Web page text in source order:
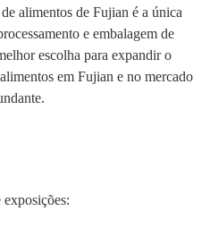
alimentos de Fujian é a única
e embalagem de
escolha para expandir o
em Fujian e no mercado
exposições: